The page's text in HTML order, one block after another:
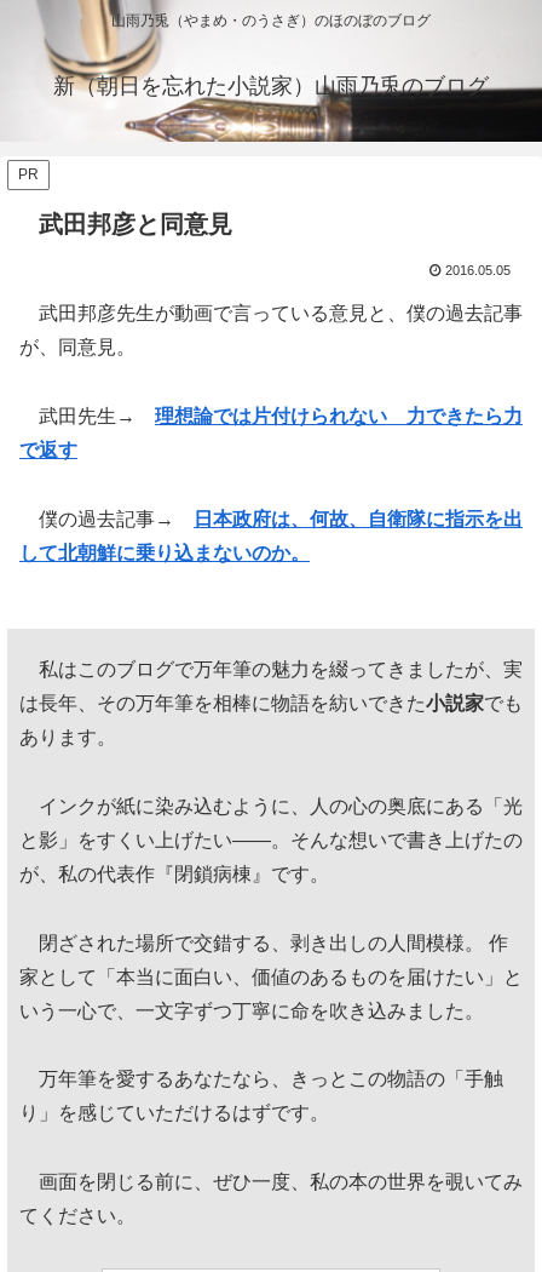
山雨乃兎（やまめ・のうさぎ）のほのぼのブログ
新（朝日を忘れた小説家）山雨乃兎のブログ
PR
武田邦彦と同意見
2016.05.05
武田邦彦先生が動画で言っている意見と、僕の過去記事
が、同意見。
武田先生→ 理想論では片付けられない 力できたら力
で返す
僕の過去記事→
日本政府は、何故、自衛隊に指示を出
して北朝鮮に乗り込まないのか。
私はこのブログで万年筆の魅力を綴ってきましたが、実
は長年、その万年筆を相棒に物語を紡いできた小説家でも
あります。
インクが紙に染み込むように、人の心の奥底にある「光
と影」をすくい上げたい——。そんな想いで書き上げたの
が、私の代表作『閉鎖病棟』です。
閉ざされた場所で交錯する、剥き出しの人間模様。 作
家として「本当に面白い、価値のあるものを届けたい」と
いう一心で、一文字ずつ丁寧に命を吹き込みました。
万年筆を愛するあなたなら、きっとこの物語の「手触
り」を感じていただけるはずです。
画面を閉じる前に、ぜひ一度、私の本の世界を覗いてみ
てください。